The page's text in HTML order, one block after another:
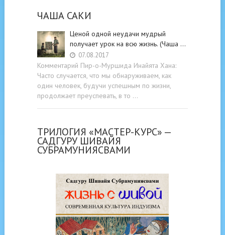
ЧАША САКИ
Ценой одной неудачи мудрый
получает урок на всю жизнь. (Чаша …
07.08.2017
Комментарий Пир-о-Муршида Инайята Хана:
Часто случается, что мы обнаруживаем, как
один человек, будучи успешным по жизни,
продолжает преуспевать, в то …
ТРИЛОГИЯ «МАСТЕР-КУРС» —
САДГУРУ ШИВАЙЯ
СУБРАМУНИЯСВАМИ